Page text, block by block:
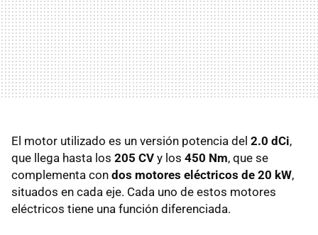
El motor utilizado es un versión potencia del 2.0 dCi,
que llega hasta los 205 CV y los 450 Nm, que se
complementa con dos motores eléctricos de 20 kW,
situados en cada eje. Cada uno de estos motores
eléctricos tiene una función diferenciada.